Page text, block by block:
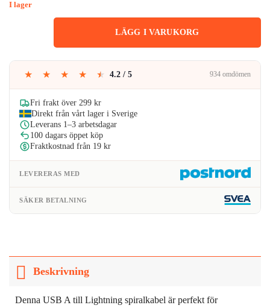
priset
var:
119kr.
priset
är:
I lager
LÄGG I VARUKORG
★ ★ ★ ★ ★ 4.2 / 5 934 omdömen
Fri frakt över 299 kr
Direkt från vårt lager i Sverige
Leverans 1–3 arbetsdagar
100 dagars öppet köp
Fraktkostnad från 19 kr
LEVERERAS MED
SÄKER BETALNING
Beskrivning
Denna USB A till Lightning spiralkabel är perfekt för